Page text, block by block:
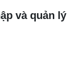
và quản lý